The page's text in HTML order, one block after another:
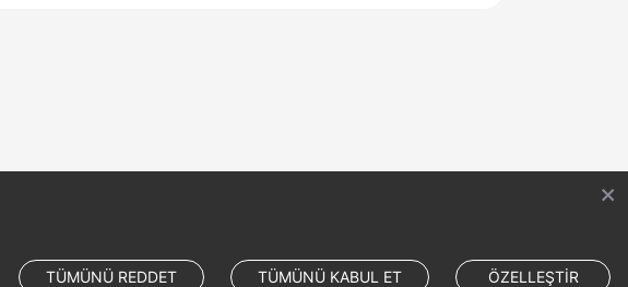
TÜMÜNÜ REDDET TÜMÜNÜ KABUL ET ÖZELLEŞTİR